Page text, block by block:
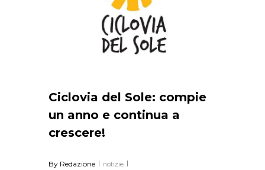
Ciclovia del Sole: compie
un anno e continua a
crescere!
By Redazione notizie